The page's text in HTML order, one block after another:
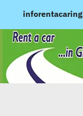
περιεχόμενο